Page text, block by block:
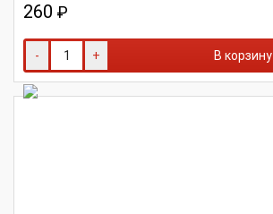
260 ₽
- + В корзину